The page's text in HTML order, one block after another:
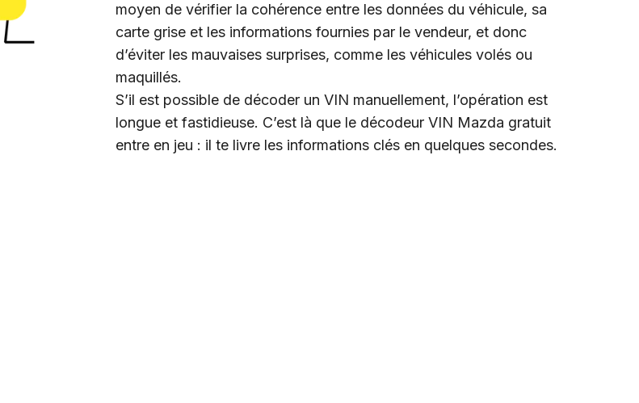
moyen de vérifier la cohérence entre les données du véhicule, sa
carte grise et les informations fournies par le vendeur, et donc
d’éviter les mauvaises surprises, comme les véhicules volés ou
maquillés.
S’il est possible de décoder un VIN manuellement, l’opération est
longue et fastidieuse. C’est là que le décodeur VIN Mazda gratuit
entre en jeu : il te livre les informations clés en quelques secondes.